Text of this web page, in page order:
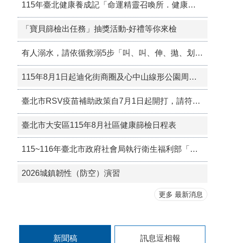
115年臺北健康養成記「命運精靈召喚所．健康運氣在你手」獎勵活動
「寶貝篩檢出任務」抽獎活動-好禮等你來檢
有人溺水，請依循救溺5步「叫、叫、伸、拋、划」，協助溺水者。
115年8月1日起迪化街商圈及心中山線形公園周邊商圈禁菸，吸菸須至指定吸菸區，違者最高處1萬元罰鍰。
臺北市RSV疫苗補助政策自7月1日起開打，請符合資格者儘速接種。
臺北市大安區115年8月社區健康篩檢日程表
115~116年臺北市政府社會局執行衛生福利部「擴大獨居老人服務計畫」實地訪查作業
2026城鎮韌性（防空）演習
更多 最新消息
新聞稿 訊息逗相報